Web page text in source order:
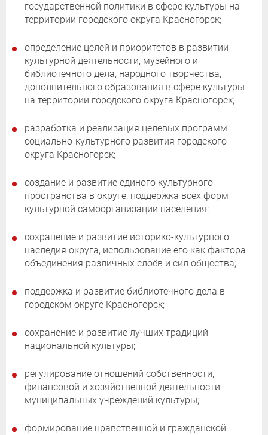
государственной политики в сфере культуры на
территории городского округа Красногорск;
определение целей и приоритетов в развитии
культурной деятельности, музейного и
библиотечного дела, народного творчества,
дополнительного образования в сфере культуры
на территории городского округа Красногорск;
разработка и реализация целевых программ
социально-культурного развития городского
округа Красногорск;
создание и развитие единого культурного
пространства в округе, поддержка всех форм
культурной самоорганизации населения;
сохранение и развитие историко-культурного
наследия округа, использование его как фактора
объединения различных слоёв и сил общества;
поддержка и развитие библиотечного дела в
городском округе Красногорск;
сохранение и развитие лучших традиций
национальной культуры;
регулирование отношений собственности,
финансовой и хозяйственной деятельности
муниципальных учреждений культуры;
формирование нравственной и гражданской